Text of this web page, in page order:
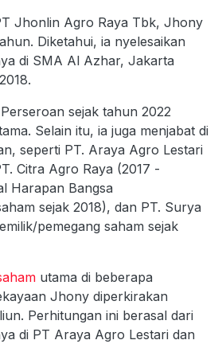
Jhonlin Agro Raya Tbk, Jhony
Diketahui, ia nyelesaikan
di SMA Al Azhar, Jakarta
sejak tahun 2022
Selain itu, ia juga menjabat di
seperti PT. Araya Agro Lestari
Citra Agro Raya (2017 -
Harapan Bangsa
sejak 2018), dan PT. Surya
pemegang saham sejak
utama di beberapa
Jhony diperkirakan
Perhitungan ini berasal dari
di PT Araya Agro Lestari dan